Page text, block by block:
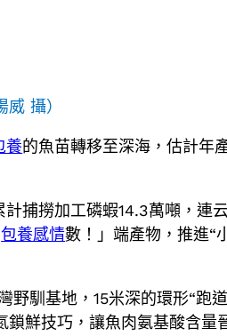
攝）
養的魚苗轉移至深海，估計
捕撈加工磷蝦14.3萬噸，連
包養感情數！」端產物，推進“
野馴基地，15米深的環形“跑
鮮技巧，讓魚肉氨基酸含量